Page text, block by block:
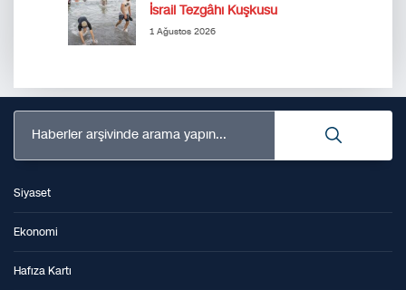
İsrail Tezgâhı Kuşkusu
1 Ağustos 2026
Haberler arşivinde arama yapın...
Siyaset
Ekonomi
Hafıza Kartı